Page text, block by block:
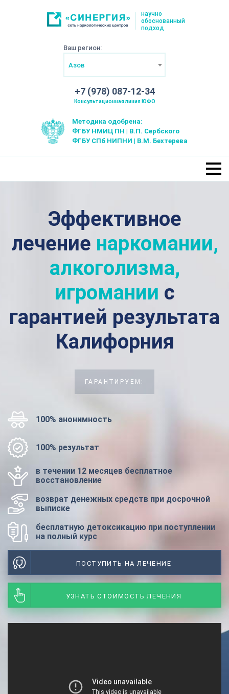
научно
обоснованный
подход
Ваш регион:
Азов
+7 (978) 087-12-34
Консультационная линия ЮФО
Методика одобрена:
ФГБУ НМИЦ ПН | В.П. Сербского
ФГБУ СПб НИПНИ | В.М. Бехтерева
Эффективное
лечение наркомании,
алкоголизма,
игромании с
гарантией результата
Калифорния
ГАРАНТИРУЕМ:
100% анонимность
100% результат
в течении 12 месяцев бесплатное
восстановление
возврат денежных средств при досрочной
выписке
бесплатную детоксикацию при поступлении
на полный курс
ПОСТУПИТЬ НА ЛЕЧЕНИЕ
УЗНАТЬ СТОИМОСТЬ ЛЕЧЕНИЯ